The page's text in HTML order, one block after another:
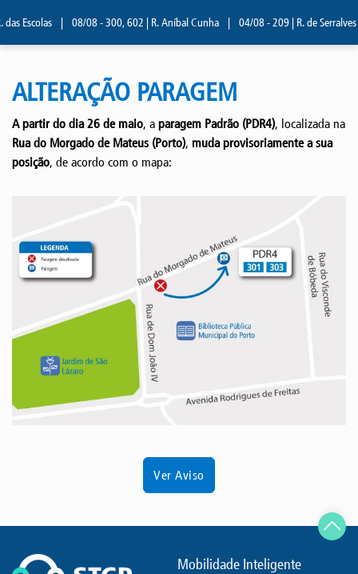
Escolas 08/08 - 300, 602 | R. Aníbal Cunha 04/08 - 209 | R. de Serralves
ALTERAÇÃO PARAGEM
A partir do dia 26 de maio, a paragem Padrão (PDR4), localizada na
Rua do Morgado de Mateus (Porto), muda provisoriamente a sua
posição, de acordo com o mapa:
Ver Aviso
Mobilidade Inteligente